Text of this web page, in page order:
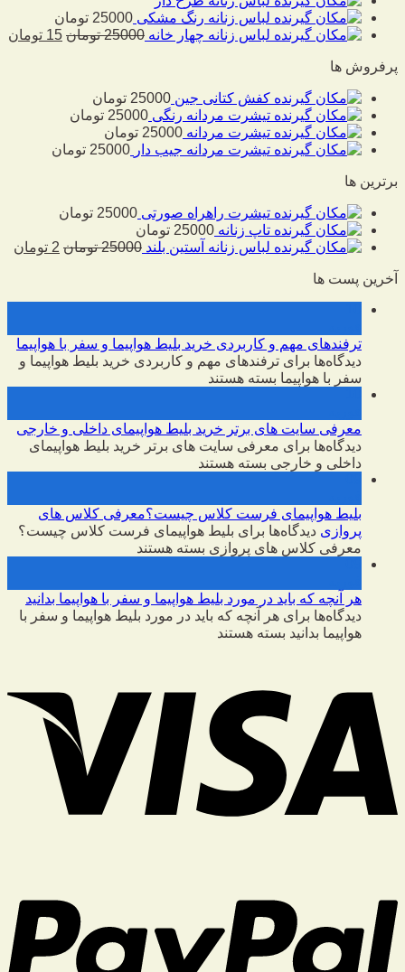
لباس زنانه رنگ مشکی 25000 تومان
لباس زنانه چهار خانه 25000 تومان 15 تومان
پرفروش ها
کفش کتانی جین 25000 تومان
تیشرت مردانه رنگی 25000 تومان
تیشرت مردانه 25000 تومان
تیشرت مردانه جیب دار 25000 تومان
برترین ها
تیشرت راهراه صورتی 25000 تومان
تاپ زنانه 25000 تومان
لباس زنانه آستین بلند 25000 تومان 2 تومان
آخرین پست ها
ترفندهای مهم و کاربردی خرید بلیط هواپیما و سفر با هواپیما
دیدگاه‌ها برای ترفندهای مهم و کاربردی خرید بلیط هواپیما و
سفر با هواپیما بسته هستند
معرفی سایت های برتر خرید بلیط هواپیمای داخلی و خارجی
دیدگاه‌ها برای معرفی سایت های برتر خرید بلیط هواپیمای
داخلی و خارجی بسته هستند
بلیط هواپیمای فرست کلاس چیست؟معرفی کلاس های
پروازی دیدگاه‌ها برای بلیط هواپیمای فرست کلاس چیست؟
معرفی کلاس های پروازی بسته هستند
هر آنچه که باید در مورد بلیط هواپیما و سفر با هواپیما بدانید
دیدگاه‌ها برای هر آنچه که باید در مورد بلیط هواپیما و سفر با
هواپیما بدانید بسته هستند